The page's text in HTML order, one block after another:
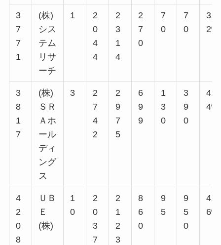
3
7
7
1
(株)
シス
テム
リサ
ーチ
1
2
0
4
4
2
3
1
4
2
7
0
7
0
7
0
3.4
2%
3
8
1
7
(株)
ＳＲ
Ａホ
ール
ディ
ング
ス
3
2
7
4
2
2
9
7
5
6
9
9
1
3
0
3
9
0
4.7
4%
4
2
0
8
ＵＢ
Ｅ
(株)
1
0
2
0
3
7
2
1
2
3
8
6
0
9
5
9
5
0
4.6
6%